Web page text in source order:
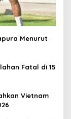
Menurut
Fatal di 15
Vietnam